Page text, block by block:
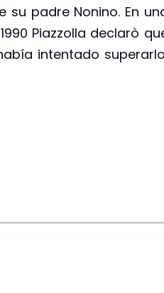
padre Nonino. En
Piazzolla declarò
intentado